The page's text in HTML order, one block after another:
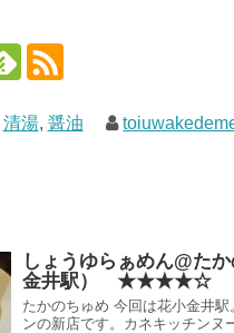
清湯, 醤油
しょうゆらぁめん@た
金井駅） ★★★★☆
たかのちゅめ 今回は花小金井
ンの新店です。カネキッチンヌ